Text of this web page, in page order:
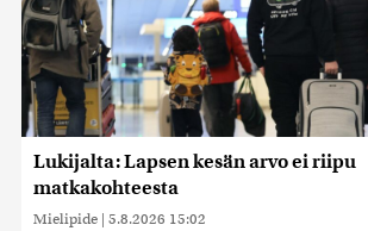
Lukijalta: Lapsen kesän arvo ei riipu
matkakohteesta
Mielipide | 5.8.2026 15:02